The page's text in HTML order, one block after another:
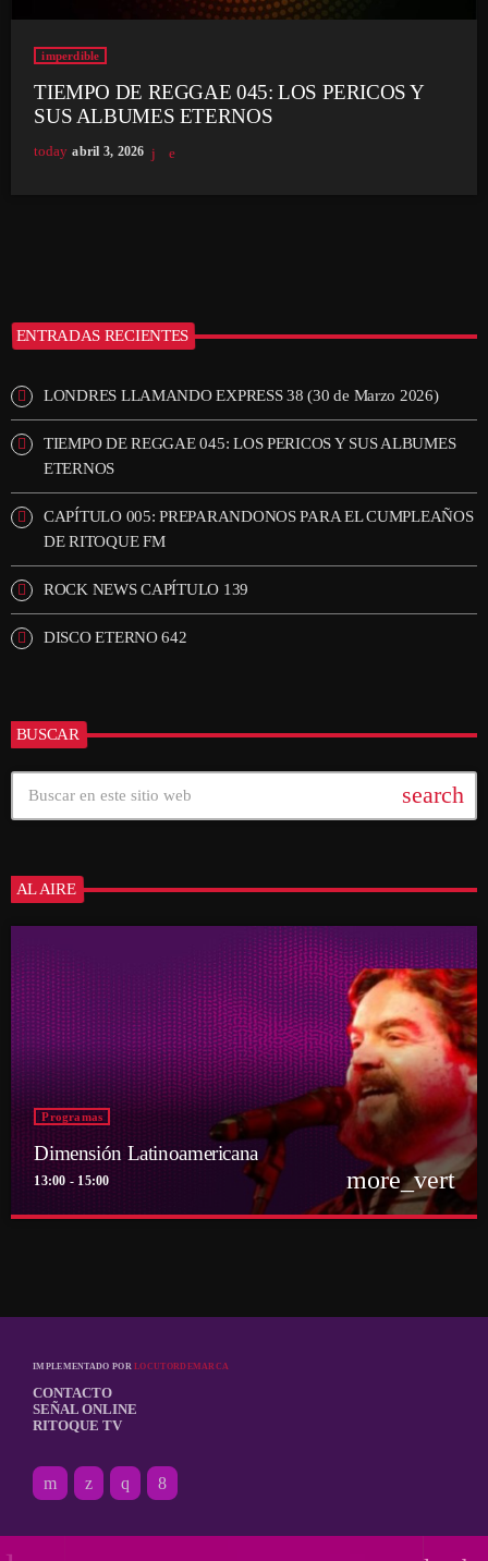
imperdible
TIEMPO DE REGGAE 045: LOS PERICOS Y
SUS ALBUMES ETERNOS
today abril 3, 2026
ENTRADAS RECIENTES
LONDRES LLAMANDO EXPRESS 38 (30 de Marzo 2026)
TIEMPO DE REGGAE 045: LOS PERICOS Y SUS ALBUMES
ETERNOS
CAPÍTULO 005: PREPARANDONOS PARA EL CUMPLEAÑOS
DE RITOQUE FM
ROCK NEWS CAPÍTULO 139
DISCO ETERNO 642
BUSCAR
search
AL AIRE
Programas
Dimensión Latinoamericana
13:00 - 15:00 more_vert
Los sonidos de un continente en la voz de su histórico conductor Thelmo
IMPLEMENTADO PORLOCUTORDEMARCA
CONTACTO
SEÑAL ONLINE
RITOQUE TV